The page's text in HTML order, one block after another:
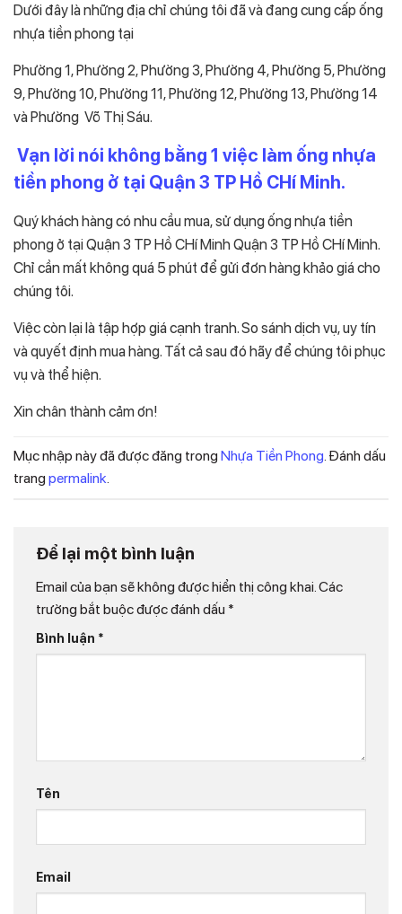
Dưới đây là những địa chỉ chúng tôi đã và đang cung cấp ống
nhựa tiền phong tại
Phường 1, Phường 2, Phường 3, Phường 4, Phường 5, Phường
9, Phường 10, Phường 11, Phường 12, Phường 13, Phường 14
và Phường Võ Thị Sáu.
Vạn lời nói không bằng 1 việc làm ống nhựa
tiền phong ở tại Quận 3 TP Hồ CHí Minh.
Quý khách hàng có nhu cầu mua, sử dụng ống nhựa tiền
phong ở tại Quận 3 TP Hồ CHí Minh Quận 3 TP Hồ CHí Minh.
Chỉ cần mất không quá 5 phút để gửi đơn hàng khảo giá cho
chúng tôi.
Việc còn lại là tập hợp giá cạnh tranh. So sánh dịch vụ, uy tín
và quyết định mua hàng. Tất cả sau đó hãy để chúng tôi phục
vụ và thể hiện.
Xin chân thành cảm ơn!
Mục nhập này đã được đăng trong Nhựa Tiền Phong. Đánh dấu
trang permalink.
Để lại một bình luận
Email của bạn sẽ không được hiển thị công khai.Các
trường bắt buộc được đánh dấu *
Bình luận *
Tên
Email